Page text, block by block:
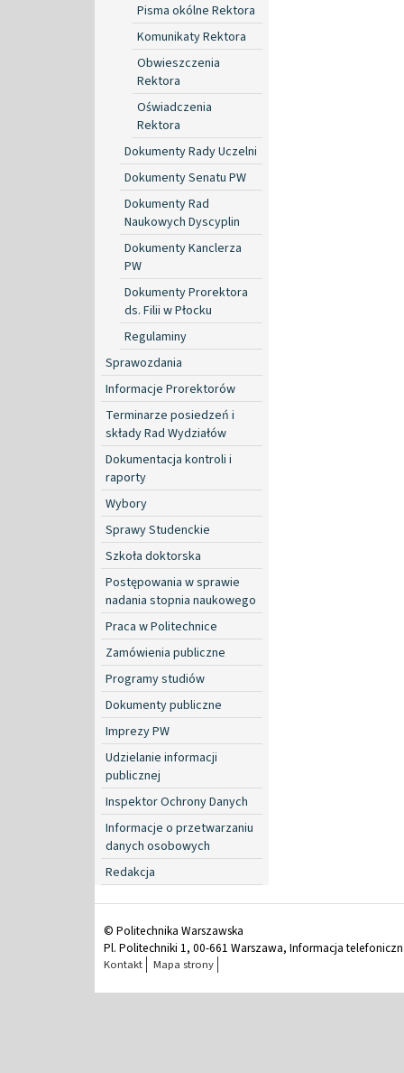
Pisma okólne Rektora
Komunikaty Rektora
Obwieszczenia
Rektora
Oświadczenia
Rektora
Dokumenty Rady Uczelni
Dokumenty Senatu PW
Dokumenty Rad
Naukowych Dyscyplin
Dokumenty Kanclerza
PW
Dokumenty Prorektora
ds. Filii w Płocku
Regulaminy
Sprawozdania
Informacje Prorektorów
Terminarze posiedzeń i
składy Rad Wydziałów
Dokumentacja kontroli i
raporty
Wybory
Sprawy Studenckie
Szkoła doktorska
Postępowania w sprawie
nadania stopnia naukowego
Praca w Politechnice
Zamówienia publiczne
Programy studiów
Dokumenty publiczne
Imprezy PW
Udzielanie informacji
publicznej
Inspektor Ochrony Danych
Informacje o przetwarzaniu
danych osobowych
Redakcja
© Politechnika Warszawska
Pl. Politechniki 1, 00-661 Warszawa, Informacja
Kontakt Mapa strony